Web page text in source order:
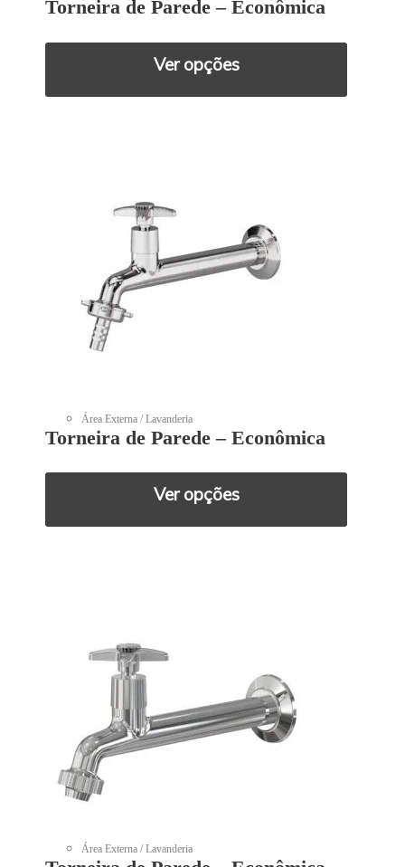
Torneira de Parede – Econômica
Ver opções
Área Externa / Lavanderia
Torneira de Parede – Econômica
Ver opções
Área Externa / Lavanderia